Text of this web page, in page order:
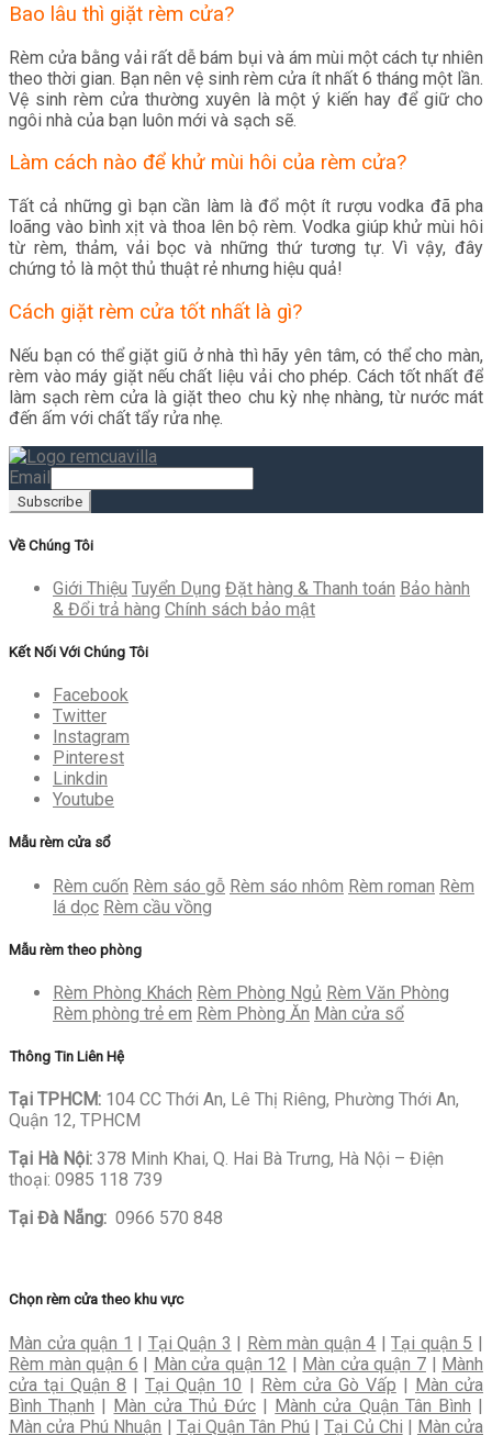
Bao lâu thì giặt rèm cửa?
Rèm cửa bằng vải rất dễ bám bụi và ám mùi một cách tự nhiên
theo thời gian. Bạn nên vệ sinh rèm cửa ít nhất 6 tháng một lần.
Vệ sinh rèm cửa thường xuyên là một ý kiến ​​hay để giữ cho
ngôi nhà của bạn luôn mới và sạch sẽ.
Làm cách nào để khử mùi hôi của rèm cửa?
Tất cả những gì bạn cần làm là đổ một ít rượu vodka đã pha
loãng vào bình xịt và thoa lên bộ rèm. Vodka giúp khử mùi hôi
từ rèm, thảm, vải bọc và những thứ tương tự. Vì vậy, đây
chứng tỏ là một thủ thuật rẻ nhưng hiệu quả!
Cách giặt rèm cửa tốt nhất là gì?
Nếu bạn có thể giặt giũ ở nhà thì hãy yên tâm, có thể cho màn,
rèm vào máy giặt nếu chất liệu vải cho phép. Cách tốt nhất để
làm sạch rèm cửa là giặt theo chu kỳ nhẹ nhàng, từ nước mát
đến ấm với chất tẩy rửa nhẹ.
Email
Về Chúng Tôi
Giới Thiệu Tuyển Dụng Đặt hàng & Thanh toán Bảo hành
& Đổi trả hàng Chính sách bảo mật
Kết Nối Với Chúng Tôi
Facebook
Twitter
Instagram
Pinterest
Linkdin
Youtube
Mẫu rèm cửa sổ
Rèm cuốn Rèm sáo gỗ Rèm sáo nhôm Rèm roman Rèm
lá dọc Rèm cầu vồng
Mẫu rèm theo phòng
Rèm Phòng Khách Rèm Phòng Ngủ Rèm Văn Phòng
Rèm phòng trẻ em Rèm Phòng Ăn Màn cửa sổ
Thông Tin Liên Hệ
Tại TPHCM: 104 CC Thới An, Lê Thị Riêng, Phường Thới An,
Quận 12, TPHCM
Tại Hà Nội: 378 Minh Khai, Q. Hai Bà Trưng, Hà Nội – Điện
thoại: 0985 118 739
Tại Đà Nẵng: 0966 570 848
Chọn rèm cửa theo khu vực
Màn cửa quận 1 | Tại Quận 3 | Rèm màn quận 4 |Tại quận 5 |
Rèm màn quận 6 | Màn cửa quận 12 | Màn cửa quận 7| Mành
cửa tại Quận 8 |Tại Quận 10 | Rèm cửa Gò Vấp | Màn cửa
Bình Thạnh | Màn cửa Thủ Đức| Mành cửa Quận Tân Bình |
Màn cửa Phú Nhuận | Tại Quận Tân Phú |Tại Củ Chi | Màn cửa